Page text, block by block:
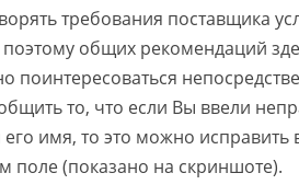
требования поставщика
общих рекомендаций
поинтересоваться
то, что если Вы ввели
имя, то это можно исправить
поле (показано на скриншоте).